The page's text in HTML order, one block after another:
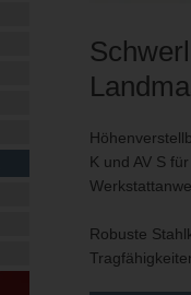
K und AV S
Robuste